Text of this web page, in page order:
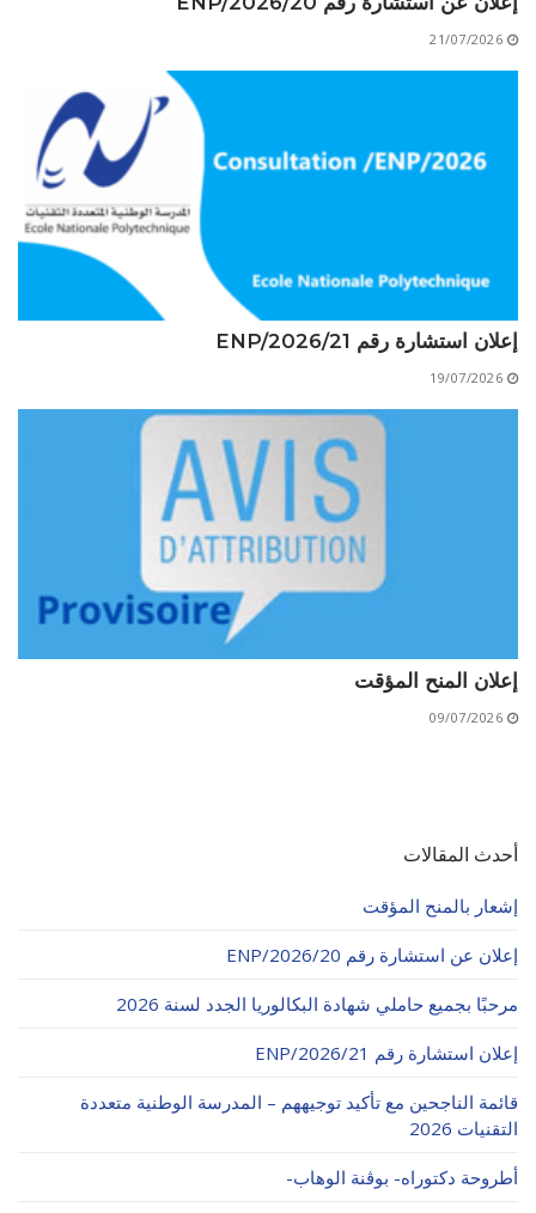
الأقــســــام الـتـحــضـيـريـــة
عروض التكوين
الشهادات
ميثاق الأداب والأخلاقيات الجامعية
21/07/2026
إعلان استشارة رقم 21/ENP/2026
19/07/2026
إعلان المنح المؤقت
09/07/2026
أحدث المقالات
إشعار بالمنح المؤقت
إعلان عن استشارة رقم 20/ENP/2026
مرحبًا بجميع حاملي شهادة البكالوريا الجدد لسنة 2026
إعلان استشارة رقم 21/ENP/2026
قائمة الناجحين مع تأكيد توجيههم – المدرسة الوطنية متعددة
التقنيات 2026
أطروحة دكتوراه- بوڨنة الوهاب-